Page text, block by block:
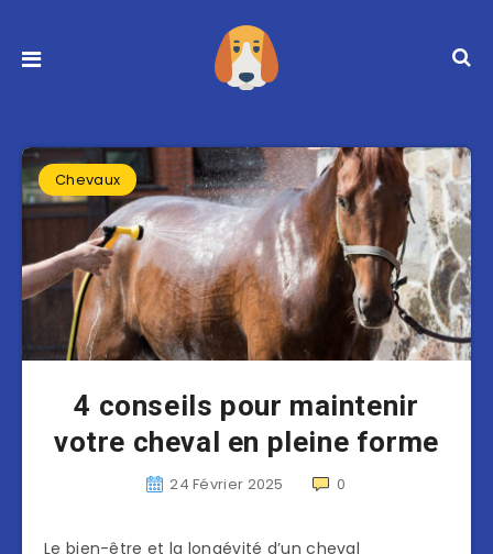
Chevaux
4 conseils pour maintenir
votre cheval en pleine forme
24 Février 2025 0
Le bien-être et la longévité d’un cheval